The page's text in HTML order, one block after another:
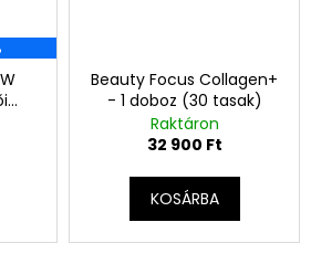
Beauty Focus Collagen+
- 1 doboz (30 tasak)
Raktáron
32 900 Ft
KOSÁRBA